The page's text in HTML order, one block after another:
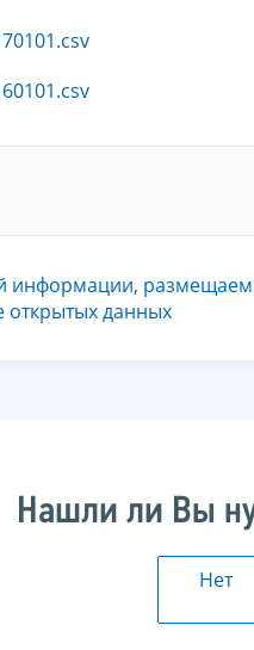
информации,
открытых данных
Нашли ли Вы
Нет